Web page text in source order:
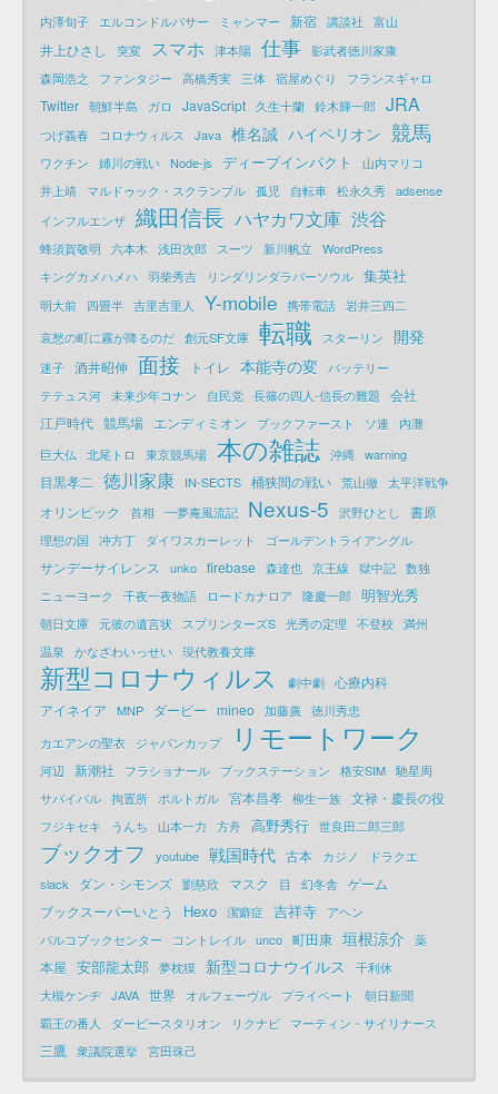
内澤旬子
エルコンドルパサー ミャンマー 新宿 講談社 富山
井上ひさし 突変 スマホ 津本陽 仕事 影武者徳川家康
森岡浩之
ファンタジー 高橋秀実 三体 宿屋めぐり フランスギャロ
Twitter 朝鮮半島 ガロ JavaScript 久生十蘭 鈴木輝一郎 JRA
つげ義春 コロナウィルス Java 椎名誠 ハイペリオン 競馬
ワクチン 姉川の戦い Node-js ディープインパクト
山内マリコ
井上靖
マルドゥック・スクランブル 孤児 自転車 松永久秀 adsense
インフルエンザ 織田信長 ハヤカワ文庫 渋谷
蜂須賀敬明 六本木 浅田次郎 スーツ 新川帆立
WordPress
キングカメハメハ 羽柴秀吉 リンダリンダラバーソウル 集英社
明大前 四畳半 吉里吉里人 Y-mobile 携帯電話 岩井三四二
哀愁の町に霧が降るのだ 創元SF文庫 転職 スターリン 開発
迷子 酒井昭伸 面接 トイレ 本能寺の変
バッテリー
テテュス河 未来少年コナン 自民党 長篠の四人-信長の難題
会社
江戸時代 競馬場 エンディミオン ブックファースト ソ連
内灘
巨大仏
北尾トロ 東京競馬場 本の雑誌 沖縄 warning
目黒孝二 徳川家康 IN-SECTS 桶狭間の戦い 荒山徹 太平洋戦争
オリンピック 首相 一夢庵風流記 Nexus-5 沢野ひとし 書原
理想の国 冲方丁 ダイワスカーレット ゴールデントライアングル
サンデーサイレンス unko firebase 森達也 京王線 獄中記 数独
ニューヨーク
千夜一夜物語 ロードカナロア 隆慶一郎 明智光秀
朝日文庫 元彼の遺言状 スプリンターズS 光秀の定理 不登校 満州
温泉
かなざわいっせい 現代教養文庫
新型コロナウィルス 劇中劇 心療内科
アイネイア
MNP ダービー mineo 加藤廣 徳川秀忠
カエアンの聖衣
ジャパンカップ リモートワーク
河辺 新潮社 フラショナール ブックステーション 格安SIM 馳星周
サバイバル 拘置所 ポルトガル 宮本昌孝 柳生一族 文禄・慶長の役
フジキセキ うんち 山本一力 方舟 高野秀行 世良田二郎三郎
ブックオフ youtube 戦国時代 古本 カジノ
ドラクエ
slack
ダン・シモンズ 劉慈欣 マスク 目 幻冬舎 ゲーム
ブックスーパーいとう
Hexo 潔癖症 吉祥寺
アヘン
パルコブックセンター
コントレイル unco 町田康 垣根涼介 薬
本屋 安部龍太郎 夢枕獏 新型コロナウイルス
千利休
大槻ケンヂ JAVA 世界 オルフェーヴル プライベート
朝日新聞
覇王の番人
ダービースタリオン リクナビ マーティン・サイリナース
三鷹 衆議院選挙 宮田珠己